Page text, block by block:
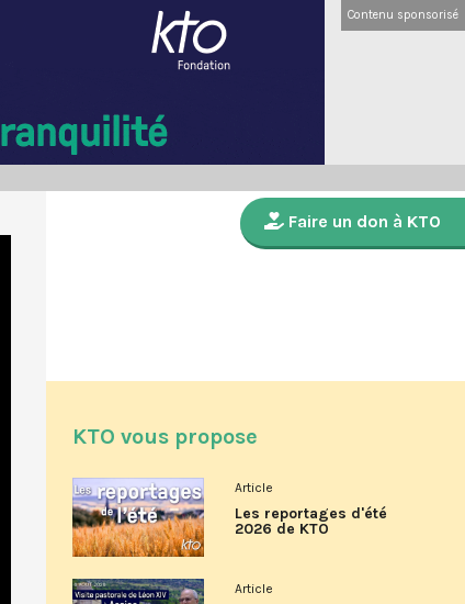
Contenu sponsorisé
Faire un don à KTO
KTO vous propose
Article
Les reportages d'été
2026 de KTO
Article